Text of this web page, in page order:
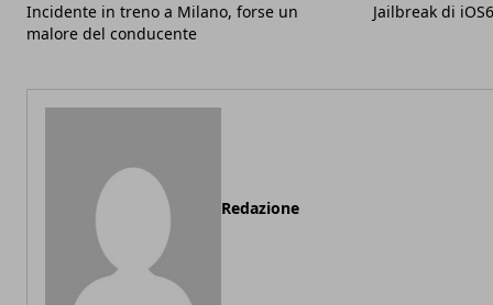
Incidente in treno a Milano, forse un
malore del conducente
Jailbreak di
Redazione